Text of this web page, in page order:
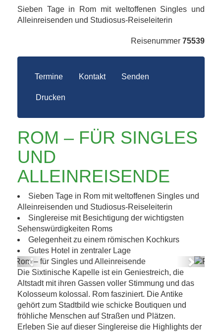
Sieben Tage in Rom mit weltoffenen Singles und
Alleinreisenden und Studiosus-Reiseleiterin
Reisenummer 75539
Termine Kontakt Senden
Drucken
ROM – FÜR SINGLES
UND
ALLEINREISENDE
Sieben Tage in Rom mit weltoffenen Singles und
Alleinreisenden und Studiosus-Reiseleiterin
Singlereise mit Besichtigung der wichtigsten
Sehenswürdigkeiten Roms
Gelegenheit zu einem römischen Kochkurs
Gutes Hotel in zentraler Lage
Rom – für Singles und Alleinreisende
Previous Next
Die Sixtinische Kapelle ist ein Geniestreich, die
Altstadt mit ihren Gassen voller Stimmung und das
Kolosseum kolossal. Rom fasziniert. Die Antike
gehört zum Stadtbild wie schicke Boutiquen und
fröhliche Menschen auf Straßen und Plätzen.
Erleben Sie auf dieser Singlereise die Highlights der